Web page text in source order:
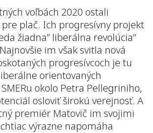
voľbách 2020 ostali
plač. Ich progresívny projekt
žiadna” liberálna revolúcia”
im však svitla nová
progresívcoch je tu
orientovaných
okolo Petra Pellegriniho,
osloviť širokú verejnosť. A
premiér Matovič im svojimi
výrazne napomáha